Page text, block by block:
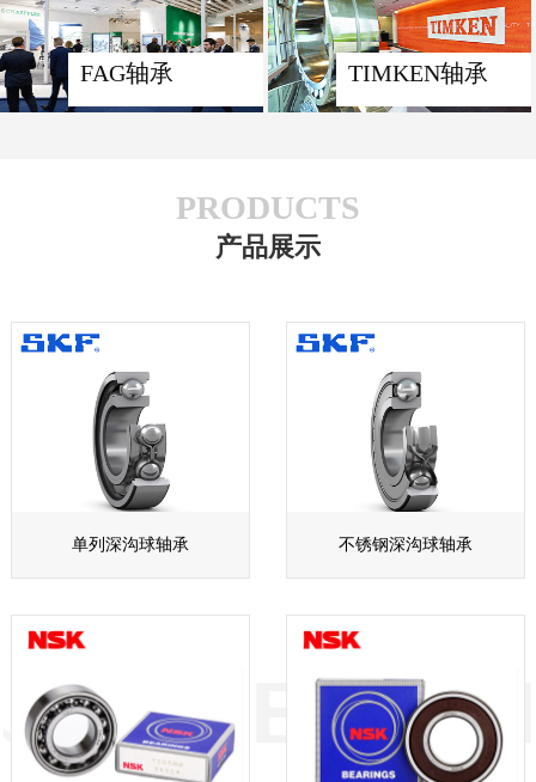
FAG轴承 TIMKEN轴承
PRODUCTS
产品展示
单列深沟球轴承 不锈钢深沟球轴承